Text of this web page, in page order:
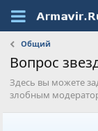
Общий
Вопрос
Здесь вы можете
злобным